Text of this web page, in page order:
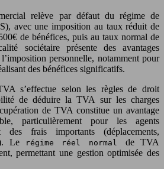
relève par défaut du régime de
avec une imposition au taux réduit de
de bénéfices, puis au taux normal de
sociétaire présente des avantages
personnelle, notamment pour
des bénéfices significatifs.
s’effectue selon les règles de droit
de déduire la TVA sur les charges
de TVA constitue un avantage
particulièrement pour les agents
des frais importants (déplacements,
Le
régime réel normalde TVA
permettant une gestion optimisée des